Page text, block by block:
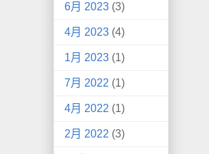
6月 2023 (3)
4月 2023 (4)
1月 2023 (1)
7月 2022 (1)
4月 2022 (1)
2月 2022 (3)